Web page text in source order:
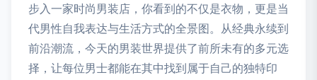
步入一家时尚男装店，你看到的不仅是衣物，更是当
代男性自我表达与生活方式的全景图。从经典永续到
前沿潮流，今天的男装世界提供了前所未有的多元选
择，让每位男士都能在其中找到属于自己的独特印